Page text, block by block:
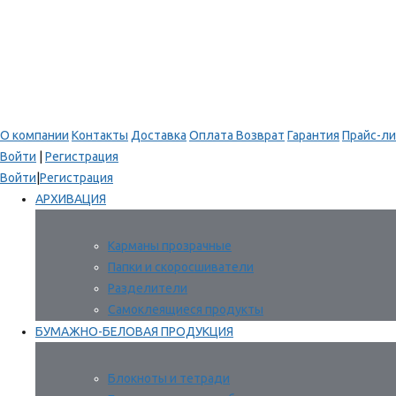
О компании Контакты Доставка Оплата Возврат Гарантия Прайс-
Войти
Регистрация
Войти Регистрация
АРХИВАЦИЯ
Карманы прозрачные
Папки и скоросшиватели
Разделители
Самоклеящиеся продукты
БУМАЖНО-БЕЛОВАЯ ПРОДУКЦИЯ
Блокноты и тетради